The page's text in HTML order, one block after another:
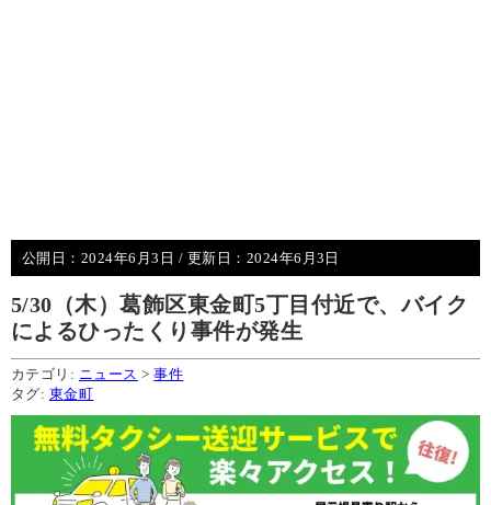
公開日： 2024年6月3日 / 更新日： 2024年6月3日
5/30（木）葛飾区東金町5丁目付近で、バイク
によるひったくり事件が発生
カテゴリ: ニュース >事件
タグ: 東金町